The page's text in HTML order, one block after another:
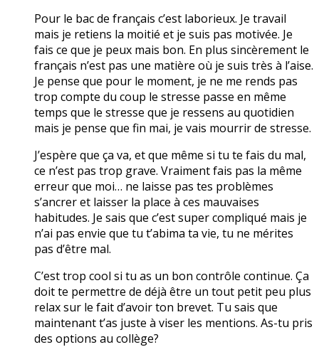
Pour le bac de français c’est laborieux. Je travail
mais je retiens la moitié et je suis pas motivée. Je
fais ce que je peux mais bon. En plus sincèrement le
français n’est pas une matière où je suis très à l’aise.
Je pense que pour le moment, je ne me rends pas
trop compte du coup le stresse passe en même
temps que le stresse que je ressens au quotidien
mais je pense que fin mai, je vais mourrir de stresse.
J’espère que ça va, et que même si tu te fais du mal,
ce n’est pas trop grave. Vraiment fais pas la même
erreur que moi… ne laisse pas tes problèmes
s’ancrer et laisser la place à ces mauvaises
habitudes. Je sais que c’est super compliqué mais je
n’ai pas envie que tu t’abima ta vie, tu ne mérites
pas d’être mal.
C’est trop cool si tu as un bon contrôle continue. Ça
doit te permettre de déjà être un tout petit peu plus
relax sur le fait d’avoir ton brevet. Tu sais que
maintenant t’as juste à viser les mentions. As-tu pris
des options au collège?